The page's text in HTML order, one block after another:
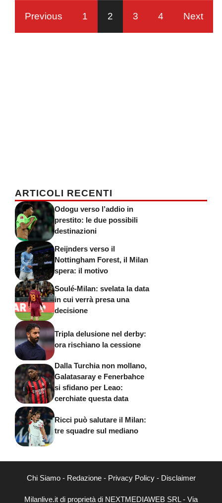
Previous 1 2 3 4 Next
ARTICOLI RECENTI
Odogu verso l’addio in
prestito: le due possibili
destinazioni
Reijnders verso il
Nottingham Forest, il Milan
spera: il motivo
Soulé-Milan: svelata la data
in cui verrà presa una
decisione
Tripla delusione nel derby:
ora rischiano la cessione
Dalla Turchia non mollano,
Galatasaray e Fenerbahce
si sfidano per Leao:
cerchiate questa data
Ricci può salutare il Milan:
tre squadre sul mediano
Chi Siamo- Redazione- Privacy Policy- Disclaimer
Milanlive.it di proprietà di NEXTMEDIAWEB SRL - Via